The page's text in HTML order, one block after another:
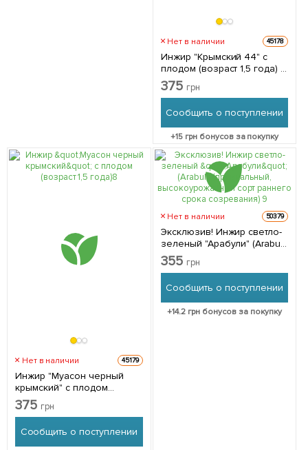
Нет в наличии 45178
Инжир "Крымский 44" с
плодом (возраст 1,5 года) 1
саженец в упаковке
375 грн
Сообщить о поступлении
+15грн бонусов за покупку
Нет в наличии 45179
Инжир "Муасон черный
крымский" с плодом
(возраст 1,5 года) 1
саженец в упаковке
375 грн
Сообщить о поступлении
Нет в наличии 50379
Эксклюзив! Инжир светло-
зеленый "Арабули" (Arabuli)
(премиальный,
высокоурожайный сорт
созревания) 1 саженец в
упаковке
355 грн
Сообщить о поступлении
+14.2 грн бонусов за покупку